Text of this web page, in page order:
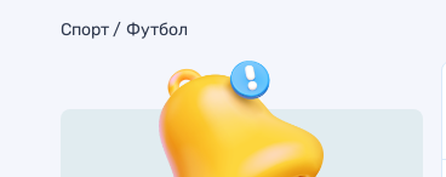
Спорт Футбол